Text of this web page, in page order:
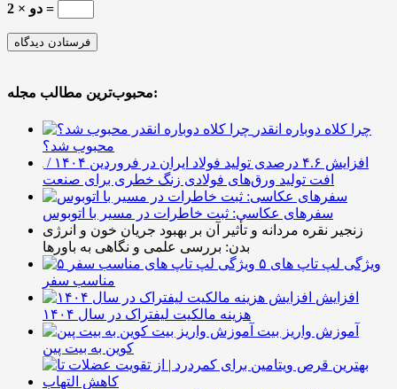
دو × 2 =
محبوب‌ترین مطالب مجله:
چرا کلاه دوباره انقدر
محبوب شد؟
افزایش ۴.۶ درصدی تولید فولاد ایران در فروردین ۱۴۰۴ /
افت تولید ورق‌های فولادی زنگ خطری برای صنعت
سفرهای عکاسی: ثبت خاطرات در مسیر با اتوبوس
زنجیر نقره مردانه و تأثیر آن بر بهبود جریان خون و انرژی
بدن: بررسی علمی و نگاهی به باورها
۵ ویژگی لپ تاپ های
مناسب سفر
افزایش
هزینه مالکیت لیفتراک در سال ۱۴۰۴
آموزش واریز بیت
کوین به بیت پین